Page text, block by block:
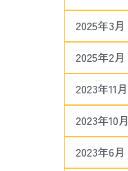
2025年3月
2025年2月
2023年11月
2023年10月
2023年6月